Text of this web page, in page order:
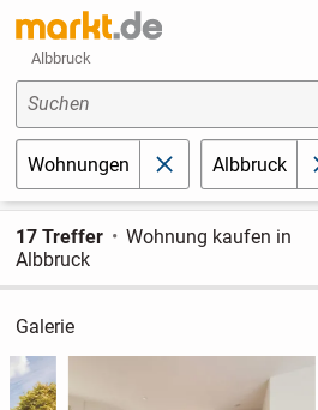
Albbruck
Suchen
Wohnungen schließenAlbbruck
17 Treffer
Wohnung kaufen in
Albbruck
Galerie